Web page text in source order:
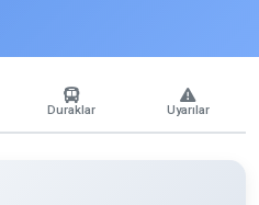
Duraklar Uyarılar